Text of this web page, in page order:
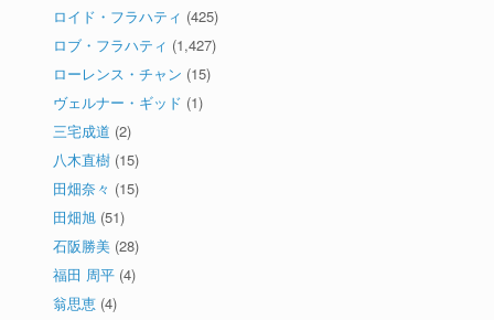
ロイド・フラハティ (425)
ロブ・フラハティ (1,427)
ローレンス・チャン (15)
ヴェルナー・ギッド (1)
三宅成道 (2)
八木直樹 (15)
田畑奈々 (15)
田畑旭 (51)
石阪勝美 (28)
福田 周平 (4)
翁思恵 (4)